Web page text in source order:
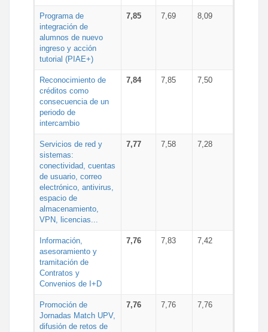
Programa de
integración de
alumnos de nuevo
ingreso y acción
tutorial (PIAE+)
7,85 7,69 8,09
Reconocimiento de
créditos como
consecuencia de un
periodo de
intercambio
7,84 7,85 7,50
Servicios de red y
sistemas:
conectividad, cuentas
de usuario, correo
electrónico, antivirus,
espacio de
almacenamiento,
VPN, licencias...
7,77 7,58 7,28
Información,
asesoramiento y
tramitación de
Contratos y
Convenios de I+D
7,76 7,83 7,42
Promoción de
Jornadas Match UPV,
difusión de retos de
7,76 7,76 7,76